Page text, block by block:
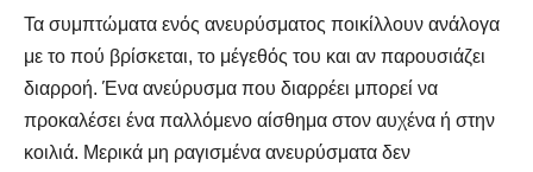
Τα συμπτώματα ενός ανευρύσματος ποικίλλουν ανάλογα
με το πού βρίσκεται, το μέγεθός του και αν παρουσιάζει
διαρροή. Ένα ανεύρυσμα που διαρρέει μπορεί να
προκαλέσει ένα παλλόμενο αίσθημα στον αυχένα ή στην
κοιλιά. Μερικά μη ραγισμένα ανευρύσματα δεν